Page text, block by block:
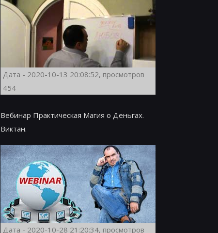
Дата - 2020-10-13 20:08:52, просмотров
454
Вебинар Практическая Магия о Деньгах.
Виктан.
Дата - 2020-10-28 21:20:34, просмотров